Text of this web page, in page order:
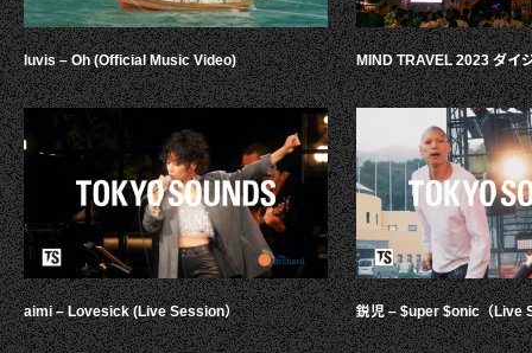
luvis – Oh (Official Music Video)
aimi – Lovesick (Live Session）
MIND TRAVEL 2023 ダイ
鋭児 – $uper $onic（Live